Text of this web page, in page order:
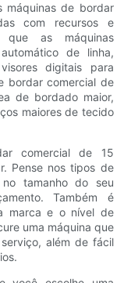
máquinas de bordar
com recursos e
que as máquinas
de linha,
digitais para
bordar comercial de
de bordado maior,
maiores de tecido
comercial de 15
Pense nos tipos de
tamanho do seu
Também é
marca e o nível de
uma máquina que
além de fácil